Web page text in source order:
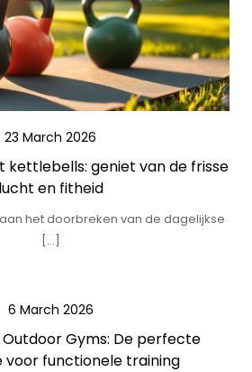
23 March 2026
kettlebells: geniet van de frisse
lucht en fitheid
het doorbreken van de dagelijkse
[…]
6 March 2026
Gyms: De perfecte
voor functionele training